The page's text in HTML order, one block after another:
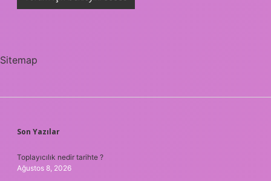
Sitemap
SIDEBAR
Son Yazılar
Toplayıcılık nedir tarihte ?
Ağustos 8, 2026